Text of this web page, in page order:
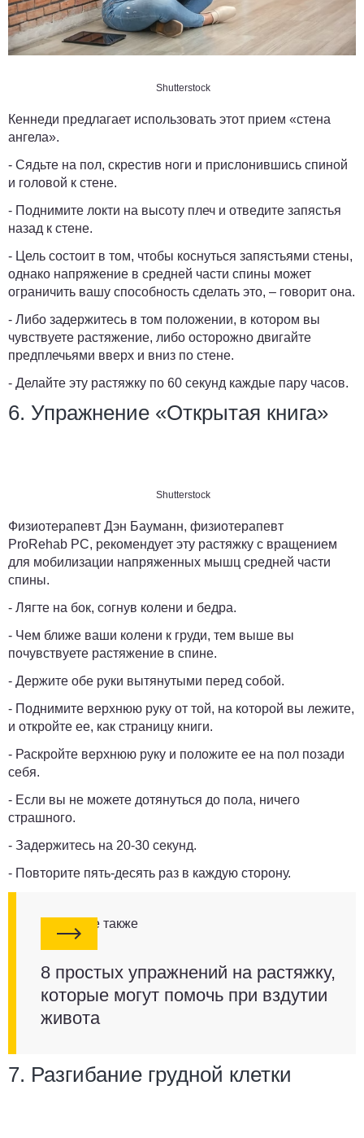
Shutterstock
Кеннеди предлагает использовать этот прием «стена
ангела».
- Сядьте на пол, скрестив ноги и прислонившись спиной
и головой к стене.
- Поднимите локти на высоту плеч и отведите запястья
назад к стене.
- Цель состоит в том, чтобы коснуться запястьями стены,
однако напряжение в средней части спины может
ограничить вашу способность сделать это, – говорит она.
- Либо задержитесь в том положении, в котором вы
чувствуете растяжение, либо осторожно двигайте
предплечьями вверх и вниз по стене.
- Делайте эту растяжку по 60 секунд каждые пару часов.
6. Упражнение «Открытая книга»
Shutterstock
Физиотерапевт Дэн Бауманн, физиотерапевт
ProRehab PC, рекомендует эту растяжку с вращением
для мобилизации напряженных мышц средней части
спины.
- Лягте на бок, согнув колени и бедра.
- Чем ближе ваши колени к груди, тем выше вы
почувствуете растяжение в спине.
- Держите обе руки вытянутыми перед собой.
- Поднимите верхнюю руку от той, на которой вы лежите,
и откройте ее, как страницу книги.
- Раскройте верхнюю руку и положите ее на пол позади
себя.
- Если вы не можете дотянуться до пола, ничего
страшного.
- Задержитесь на 20-30 секунд.
- Повторите пять-десять раз в каждую сторону.
Смотрите также
8 простых упражнений на растяжку,
которые могут помочь при вздутии
живота
7. Разгибание грудной клетки